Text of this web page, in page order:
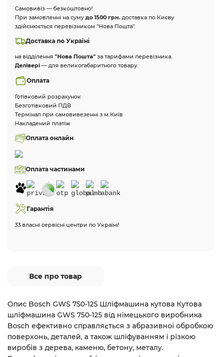
Самовивіз — безкоштовно!
При замовленні на суму до 1500 грн. доставка по Києву
здійснюється перевізником "Нова Пошта".
Доставка по Україні
на відділення "Нова Пошта" за тарифами перевізника.
Делівері — для великогабаритного товару.
Оплата
Готівковий розрахунок
Безготівковий ПДВ
Термінал при самовивезенні з м.Київ
Накладений платіж
Оплата онлайн
Оплата частинами
Гарантія
33 власні сервісні центри по Україні!
Все про товар
Опис Bosch GWS 750-125 Шліфмашина кутова Кутова
шліфмашина GWS 750-125 від німецького виробника
Bosch ефективно справляється з абразивної обробкою
поверхонь, деталей, а також шліфуванням і різкою
виробів з дерева, каменю, бетону, металу.